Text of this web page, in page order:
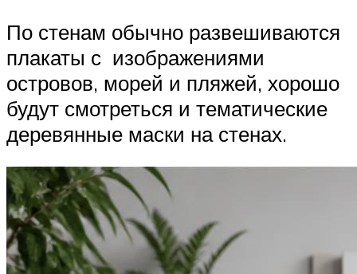
По стенам обычно развешиваются
плакаты с изображениями
островов, морей и пляжей, хорошо
будут смотреться и тематические
деревянные маски на стенах.